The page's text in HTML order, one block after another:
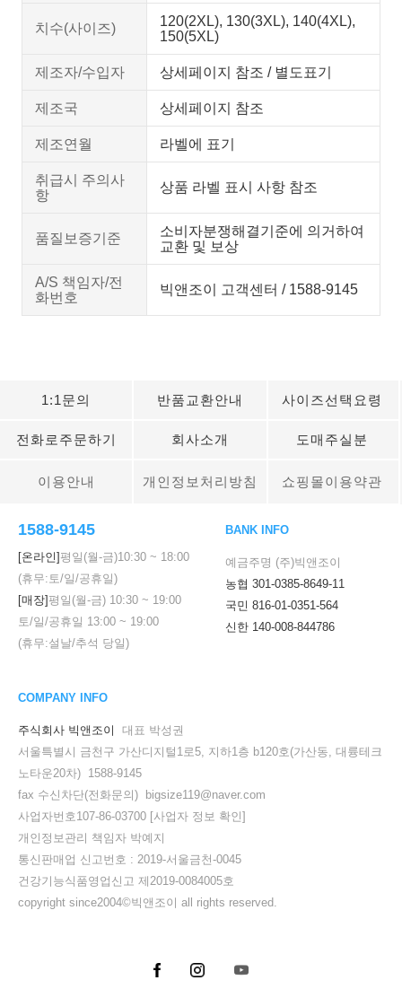
치수(사이즈)
120(2XL), 130(3XL), 140(4XL),
150(5XL)
제조자/수입자 상세페이지 참조 / 별도표기
제조국 상세페이지 참조
제조연월 라벨에 표기
취급시 주의사
항
상품 라벨 표시 사항 참조
품질보증기준
소비자분쟁해결기준에 의거하여
교환 및 보상
A/S 책임자/전
화번호
빅앤조이 고객센터 / 1588-9145
1:1문의 반품교환안내 사이즈선택요령
전화로주문하기 회사소개 도매주실분
이용안내 개인정보처리방침 쇼핑몰이용약관
1588-9145
[온라인]평일(월-금)10:30 ~ 18:00
(휴무:토/일/공휴일)
[매장]평일(월-금) 10:30 ~ 19:00
토/일/공휴일 13:00 ~ 19:00
(휴무:설날/추석 당일)
BANK INFO
예금주명 (주)빅앤조이
농협 301-0385-8649-11
국민 816-01-0351-564
신한 140-008-844786
COMPANY INFO
주식회사 빅앤조이
대표 박성권
서울특별시 금천구 가산디지털1로5, 지하1층 b120호(가산동, 대륭테크
노타운20차) 1588-9145
fax 수신차단(전화문의) bigsize119@naver.com
사업자번호107-86-03700 [사업자 정보 확인]
개인정보관리 책임자 박예지
통신판매업 신고번호 : 2019-서울금천-0045
건강기능식품영업신고 제2019-0084005호
copyright since2004©빅앤조이 all rights reserved.